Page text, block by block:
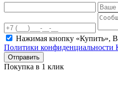
Нажимая кнопку «Купить»,
Политики конфиденциальности
Отправить
Покупка в 1 клик